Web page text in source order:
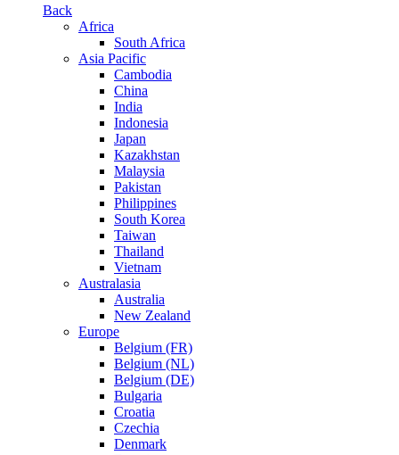
Back
Africa
South Africa
Asia Pacific
Cambodia
China
India
Indonesia
Japan
Kazakhstan
Malaysia
Pakistan
Philippines
South Korea
Taiwan
Thailand
Vietnam
Australasia
Australia
New Zealand
Europe
Belgium (FR)
Belgium (NL)
Belgium (DE)
Bulgaria
Croatia
Czechia
Denmark